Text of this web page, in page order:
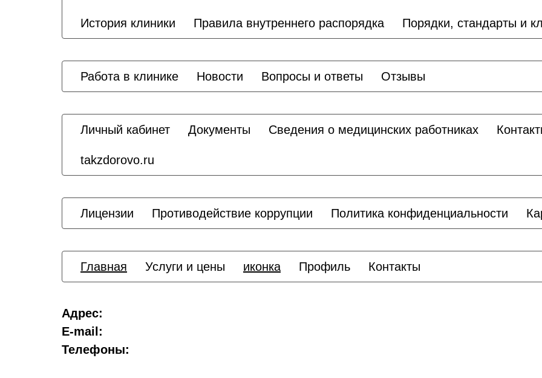
История клиники Правила внутреннего распорядка Порядки, стандарты и
Работа в клинике Новости Вопросы и ответы Отзывы
Личный кабинет Документы Сведения о медицинских работниках
takzdorovo.ru
Лицензии Противодействие коррупции Политика конфиденциальности
Главная Услуги и цены иконка Профиль Контакты
Адрес:
E-mail:
Телефоны: